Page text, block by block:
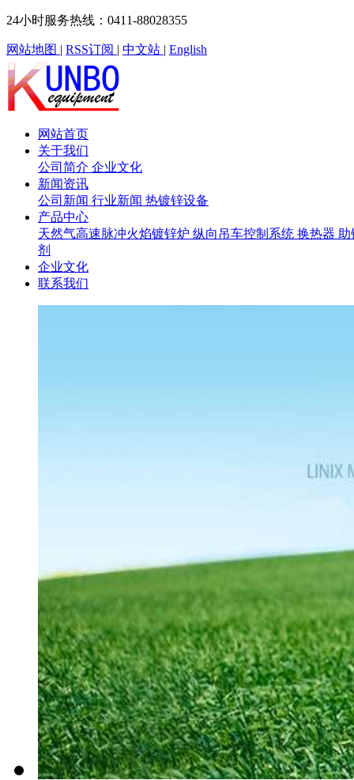
24小时服务热线：0411-88028355
网站地图 | RSS订阅 | 中文站 | English
网站首页
关于我们
公司简介 企业文化
新闻资讯
公司新闻 行业新闻 热镀锌设备
产品中心
天然气高速脉冲火焰镀锌炉 纵向吊车控制系统 换热器
剂
企业文化
联系我们